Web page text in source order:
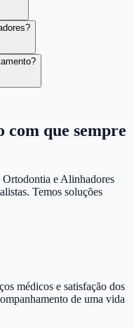
que sempre
Ortodontia e Alinhadores
Temos soluções
médicos e satisfação dos
de uma vida